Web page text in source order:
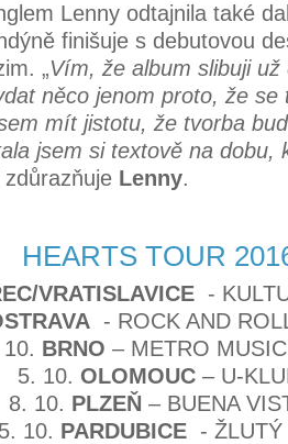
Lenny odtajnila také
finišuje s debutovou
„Vím, že album slibuji
něco jenom proto, že se
mít jistotu, že tvorba
jsem si textově na dobu,
zdůrazňuje Lenny.
HEARTS TOUR
VRATISLAVICE-
- ROCK AND
BRNO – METRO
5. 10. OLOMOUC– U-
8. 10. PLZEŇ – BUENA
10. PARDUBICE- ŽLUTÝ